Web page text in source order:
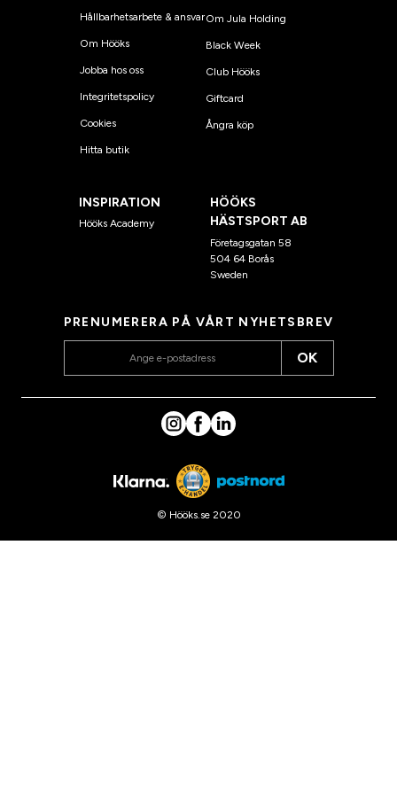
Hållbarhetsarbete & ansvar
Om Hööks
Jobba hos oss
Integritetspolicy
Cookies
Hitta butik
Om Jula Holding
Black Week
Club Hööks
Giftcard
Ångra köp
INSPIRATION
Hööks Academy
HÖÖKS
HÄSTSPORT AB
Företagsgatan 58
504 64 Borås
Sweden
PRENUMERERA PÅ VÅRT NYHETSBREV
OK
© Hööks.se 2020